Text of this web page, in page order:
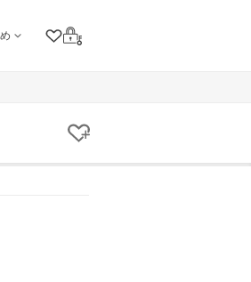
クリップリスト
ログイン
クリップする